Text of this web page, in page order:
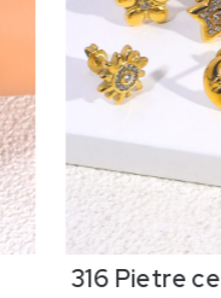
316 Pietre